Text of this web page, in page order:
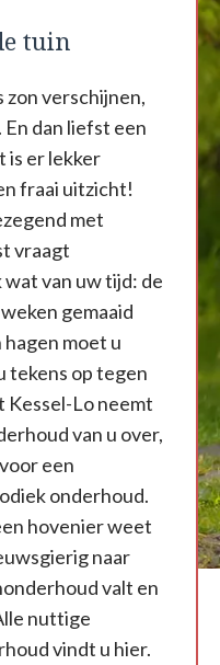
tuin
verschijnen,
dan liefst een
is er lekker
fraai uitzicht!
met
vraagt
van uw tijd: de
gemaaid
moet u
tekens op tegen
Kessel-Lo neemt
van u over,
een
onderhoud.
hovenier weet
naar
valt en
nuttige
vindt u hier.